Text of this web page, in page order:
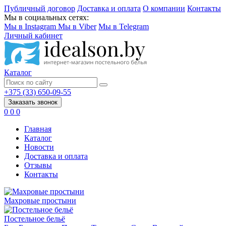
Публичный договор Доставка и оплата О компании Контакты
Мы в социальных сетях:
Мы в Instagram Мы в Viber Мы в Telegram
Личный кабинет
Каталог
+375 (33) 650-09-55
Заказать звонок
0 0 0
Главная
Каталог
Новости
Доставка и оплата
Отзывы
Контакты
Махровые простыни
Постельное бельё